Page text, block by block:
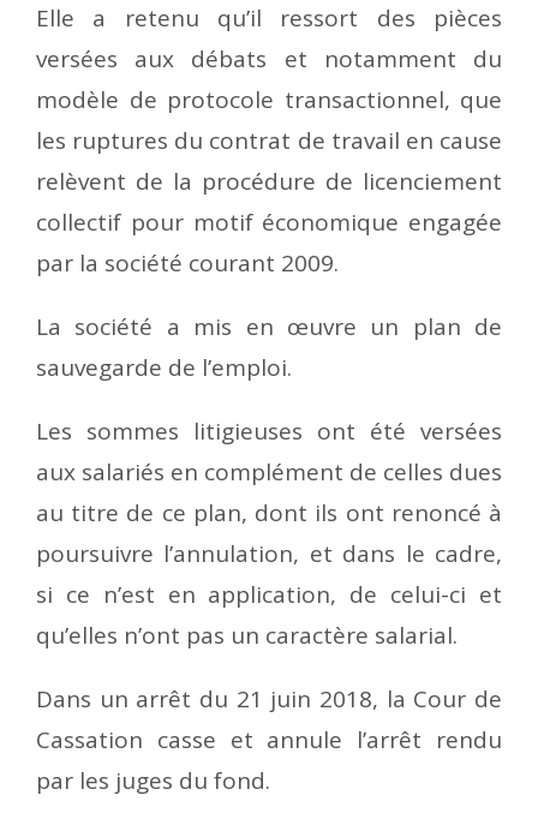
Elle a retenu qu’il ressort des pièces
versées aux débats et notamment du
modèle de protocole transactionnel, que
les ruptures du contrat de travail en cause
relèvent de la procédure de licenciement
collectif pour motif économique engagée
par la société courant 2009.
La société a mis en œuvre un plan de
sauvegarde de l’emploi.
Les sommes litigieuses ont été versées
aux salariés en complément de celles dues
au titre de ce plan, dont ils ont renoncé à
poursuivre l’annulation, et dans le cadre,
si ce n’est en application, de celui-ci et
qu’elles n’ont pas un caractère salarial.
Dans un arrêt du 21 juin 2018, la Cour de
Cassation casse et annule l’arrêt rendu
par les juges du fond.